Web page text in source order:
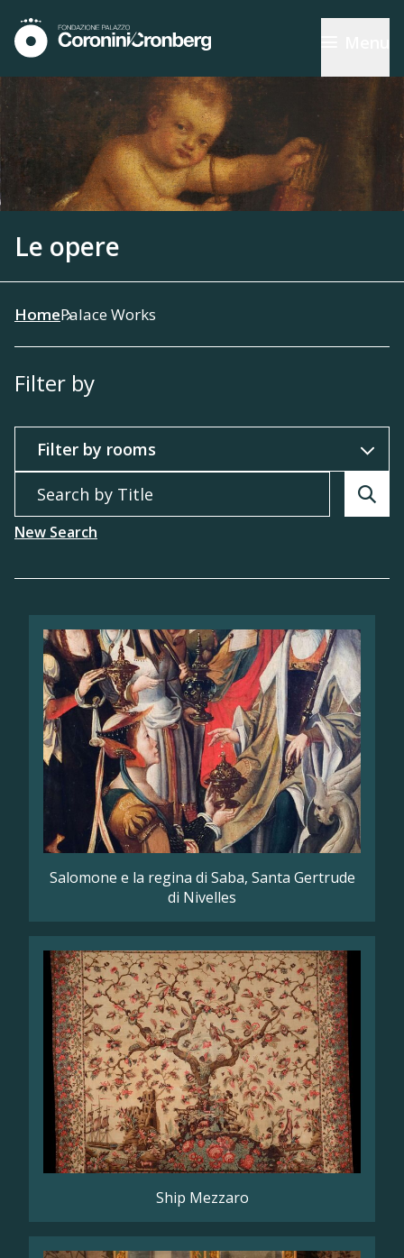
Le opere
HomePalace Works
Filter by
New Search
Salomone e la regina di Saba, Santa Gertrude
di Nivelles
Ship Mezzaro